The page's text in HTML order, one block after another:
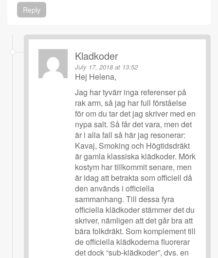
Reply
Kladkoder
July 17, 2018 at 13:52
Hej Helena,
Jag har tyvärr inga referenser på
rak arm, så jag har full förståelse
för om du tar det jag skriver med en
nypa salt. Så får det vara, men det
är i alla fall så här jag resonerar:
Kavaj, Smoking och Högtidsdräkt
är gamla klassiska klädkoder. Mörk
kostym har tillkommit senare, men
är idag att betrakta som officiell då
den används i officiella
sammanhang. Till dessa fyra
officiella klädkoder stämmer det du
skriver, nämligen att det går bra att
bära folkdräkt. Som komplement till
de officiella klädkoderna fluorerar
det dock “sub-klädkoder”, dvs. en